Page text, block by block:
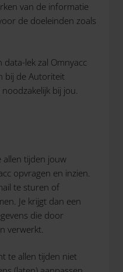
van de informatie
de doeleinden zoals
lek zal Omnyacc
bij de Autoriteit
bij jou.
allen tijden jouw
opvragen en inzien.
te sturen of
Je krijgt dan een
die door
verwerkt.
te allen tijden niet